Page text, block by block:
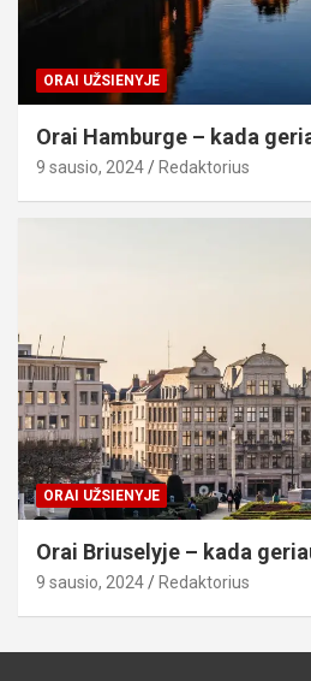
ORAI UŽSIENYJE
Orai Hamburge – kada
9 sausio, 2024 Redaktorius
ORAI UŽSIENYJE
Orai Briuselyje – kada
9 sausio, 2024 Redaktorius